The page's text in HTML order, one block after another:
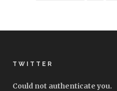
TWITTER
Could not authenticate you.